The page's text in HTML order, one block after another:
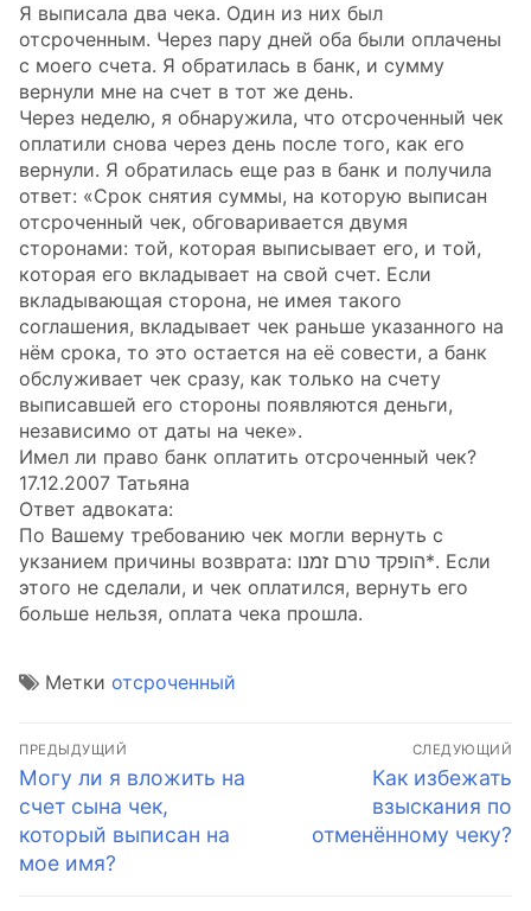
Я выписала два чека. Один из них был
отсроченным. Через пару дней оба были оплачены
с моего счета. Я обратилась в банк, и сумму
вернули мне на счет в тот же день.
Через неделю, я обнаружила, что отсроченный чек
оплатили снова через день после того, как его
вернули. Я обратилась еще раз в банк и получила
ответ: «Срок снятия суммы, на которую выписан
отсроченный чек, обговаривается двумя
сторонами: той, которая выписывает его, и той,
которая его вкладывает на свой счет. Если
вкладывающая сторона, не имея такого
соглашения, вкладывает чек раньше указанного на
нём срока, то это остается на её совести, а банк
обслуживает чек сразу, как только на счету
выписавшей его стороны появляются деньги,
независимо от даты на чеке».
Имел ли право банк оплатить отсроченный чек?
17.12.2007 Татьяна
Ответ адвоката:
По Вашему требованию чек могли вернуть с
укзанием причины возврата: הופקד טרם זמנו*. Если
этого не сделали, и чек оплатился, вернуть его
больше нельзя, оплата чека прошла.
Метки отсроченный
Навигация
по
записям
ПРЕДЫДУЩИЙ
Предыдущая
запись:
Могу ли я вложить на
счет сына чек,
который выписан на
мое имя?
СЛЕДУЮЩИЙ
Следующая
запись:
Как избежать
взыскания по
отменённому чеку?